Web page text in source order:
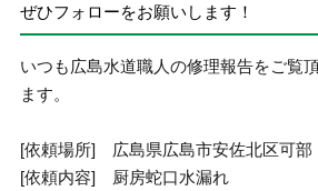
ぜひフォローをお願いします！
いつも広島水道職人の修理報告をご覧
ます。
[依頼場所] 広島県広島市安佐北区可部
[依頼内容] 厨房蛇口水漏れ